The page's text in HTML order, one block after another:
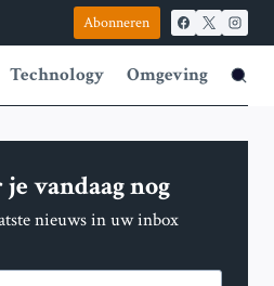
Abonneren
Technology Omgeving
vandaag nog
nieuws in uw inbox